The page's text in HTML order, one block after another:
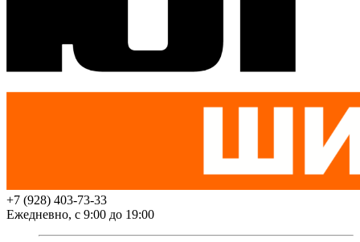
+7 (928) 403-73-33
Ежедневно, с 9:00 до 19:00